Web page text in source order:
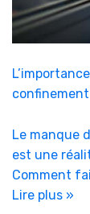
confinement
Le manque
est une
Comment
Lire plus »